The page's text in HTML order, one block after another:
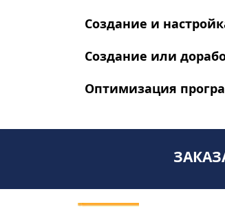
Создание и
Создание или
Оптимизация